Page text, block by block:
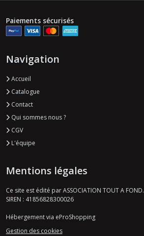
Paiements sécurisés
Navigation
Accueil
Catalogue
Contact
Qui sommes nous ?
CGV
L'équipe
Mentions légales
Ce site est édité par ASSOCIATION TOUT A FOND.
SIREN : 41856828300026
Hébergement via eProShopping
Gestion des cookies